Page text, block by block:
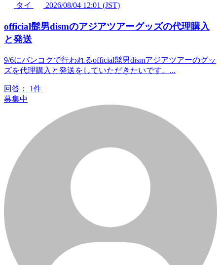
タイ
2026/08/04 12:01 (JST)
official髭男dismのアジアツアーグッズの代理購入
と発送
9/6にバンコクで行われるofficial髭男dismアジアツアーのグッ
ズを代理購入と発送をしていただきたいです。...
回答：
1件
募集中